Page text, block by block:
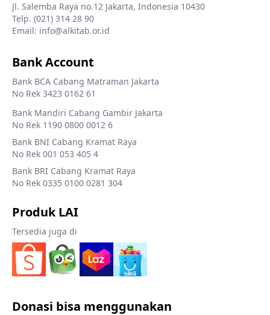
Jl. Salemba Raya no.12 Jakarta, Indonesia 10430
Telp. (021) 314 28 90
Email: info@alkitab.or.id
Bank Account
Bank BCA Cabang Matraman Jakarta
No Rek 3423 0162 61
Bank Mandiri Cabang Gambir Jakarta
No Rek 1190 0800 0012 6
Bank BNI Cabang Kramat Raya
No Rek 001 053 405 4
Bank BRI Cabang Kramat Raya
No Rek 0335 0100 0281 304
Produk LAI
Tersedia juga di
Donasi bisa menggunakan